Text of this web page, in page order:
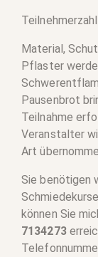
Material,
Pflaster
Pausenbrot
Teilnahme
Veranstalter
Art
Sie benötigen
können Sie
7134273